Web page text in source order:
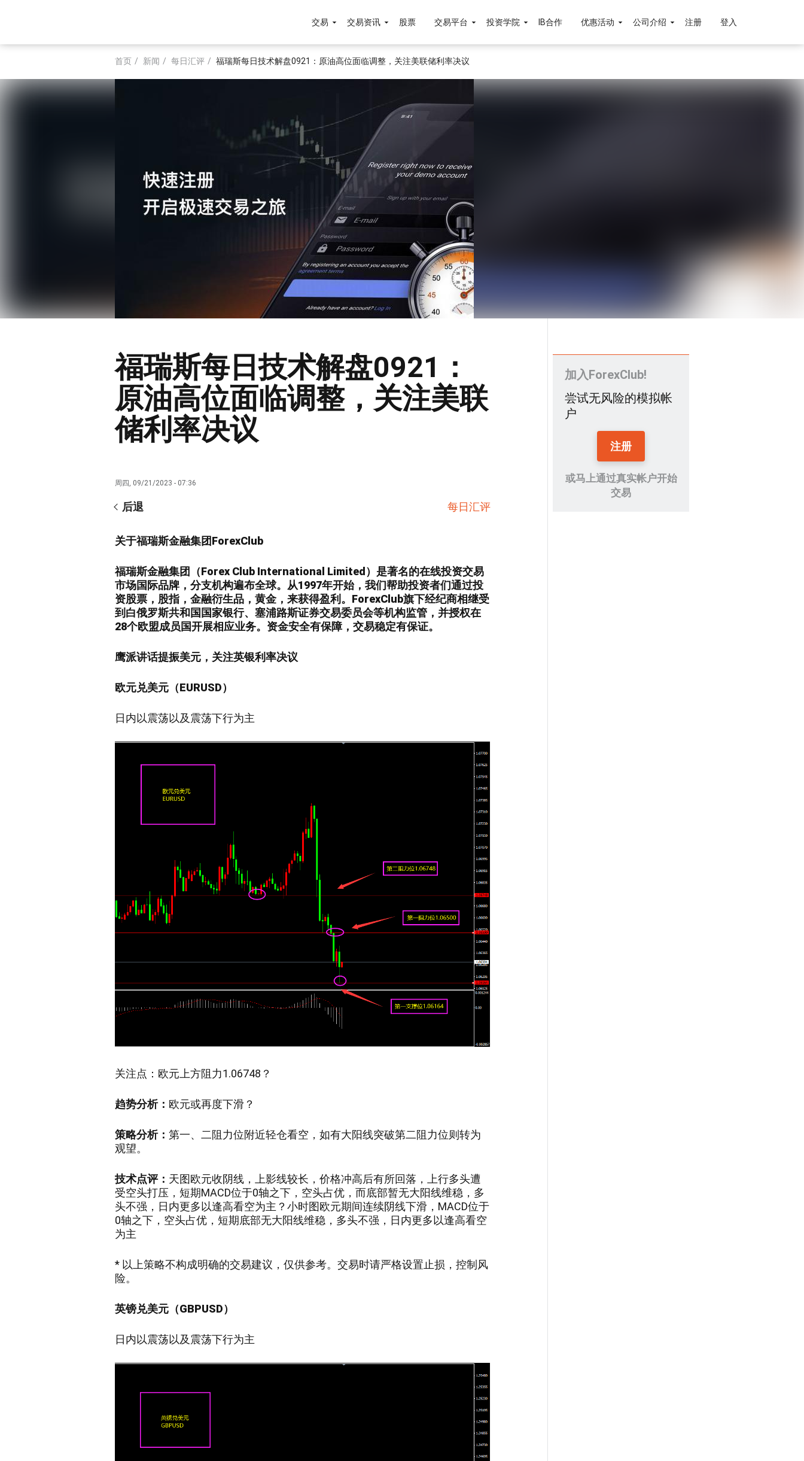
主
容
Main
navigation
交易 交易资讯 股票 交易平台 投资学院 IB合作 优惠活动 公司介绍 注册 登入
面
首页 新闻 每日汇评 福瑞斯每日技术解盘0921：原油高位面临调整，关注美联储利率决议
福瑞斯每日技术解盘0921：
原油高位面临调整，关注美联
储利率决议
周四, 09/21/2023 - 07:36
后退 每日汇评
关于福瑞斯金融集团ForexClub
福瑞斯金融集团（Forex Club International Limited）是著名的在线投资交易
市场国际品牌，分支机构遍布全球。从1997年开始，我们帮助投资者们通过投
资股票，股指，金融衍生品，黄金，来获得盈利。ForexClub旗下经纪商相继受
到白俄罗斯共和国国家银行、塞浦路斯证券交易委员会等机构监管，并授权在
28个欧盟成员国开展相应业务。资金安全有保障，交易稳定有保证。
鹰派讲话提振美元，关注英银利率决议
欧元兑美元（EURUSD）
日内以震荡以及震荡下行为主
关注点：欧元 上方阻力1.06748 ？
趋势分析： 欧元或再度下滑 ？
策略分析： 第一、二阻力位附近轻仓看空，如有大阳线突破第二阻力位则转为
观望。
技术点评： 天图欧元收阴线 ，上影线较长，价格冲高后有所回落，上行多头遭
受空头打压，短期MACD位于0轴之下，空头占优，而底部暂无大阳线维稳，多
头不强， 日内更多以逢高看空为主？小时图欧元期间连续阴线下滑，MACD位于
0轴之下，空头占优，短期底部无大阳线维稳，多头不强， 日内更多以逢高看空
为主
* 以上策略不构成明确的交易建议，仅供参考。交易时请严格设置止损，控制风
险。
英镑兑美元（GBPUSD）
日内以震荡以及震荡下行为主
加入ForexClub!
尝试无风险的模拟帐
户
注册
或马上通过真实帐户开始
交易